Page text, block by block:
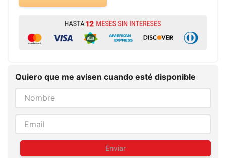
Quiero que me avisen cuando esté disponible
Enviar